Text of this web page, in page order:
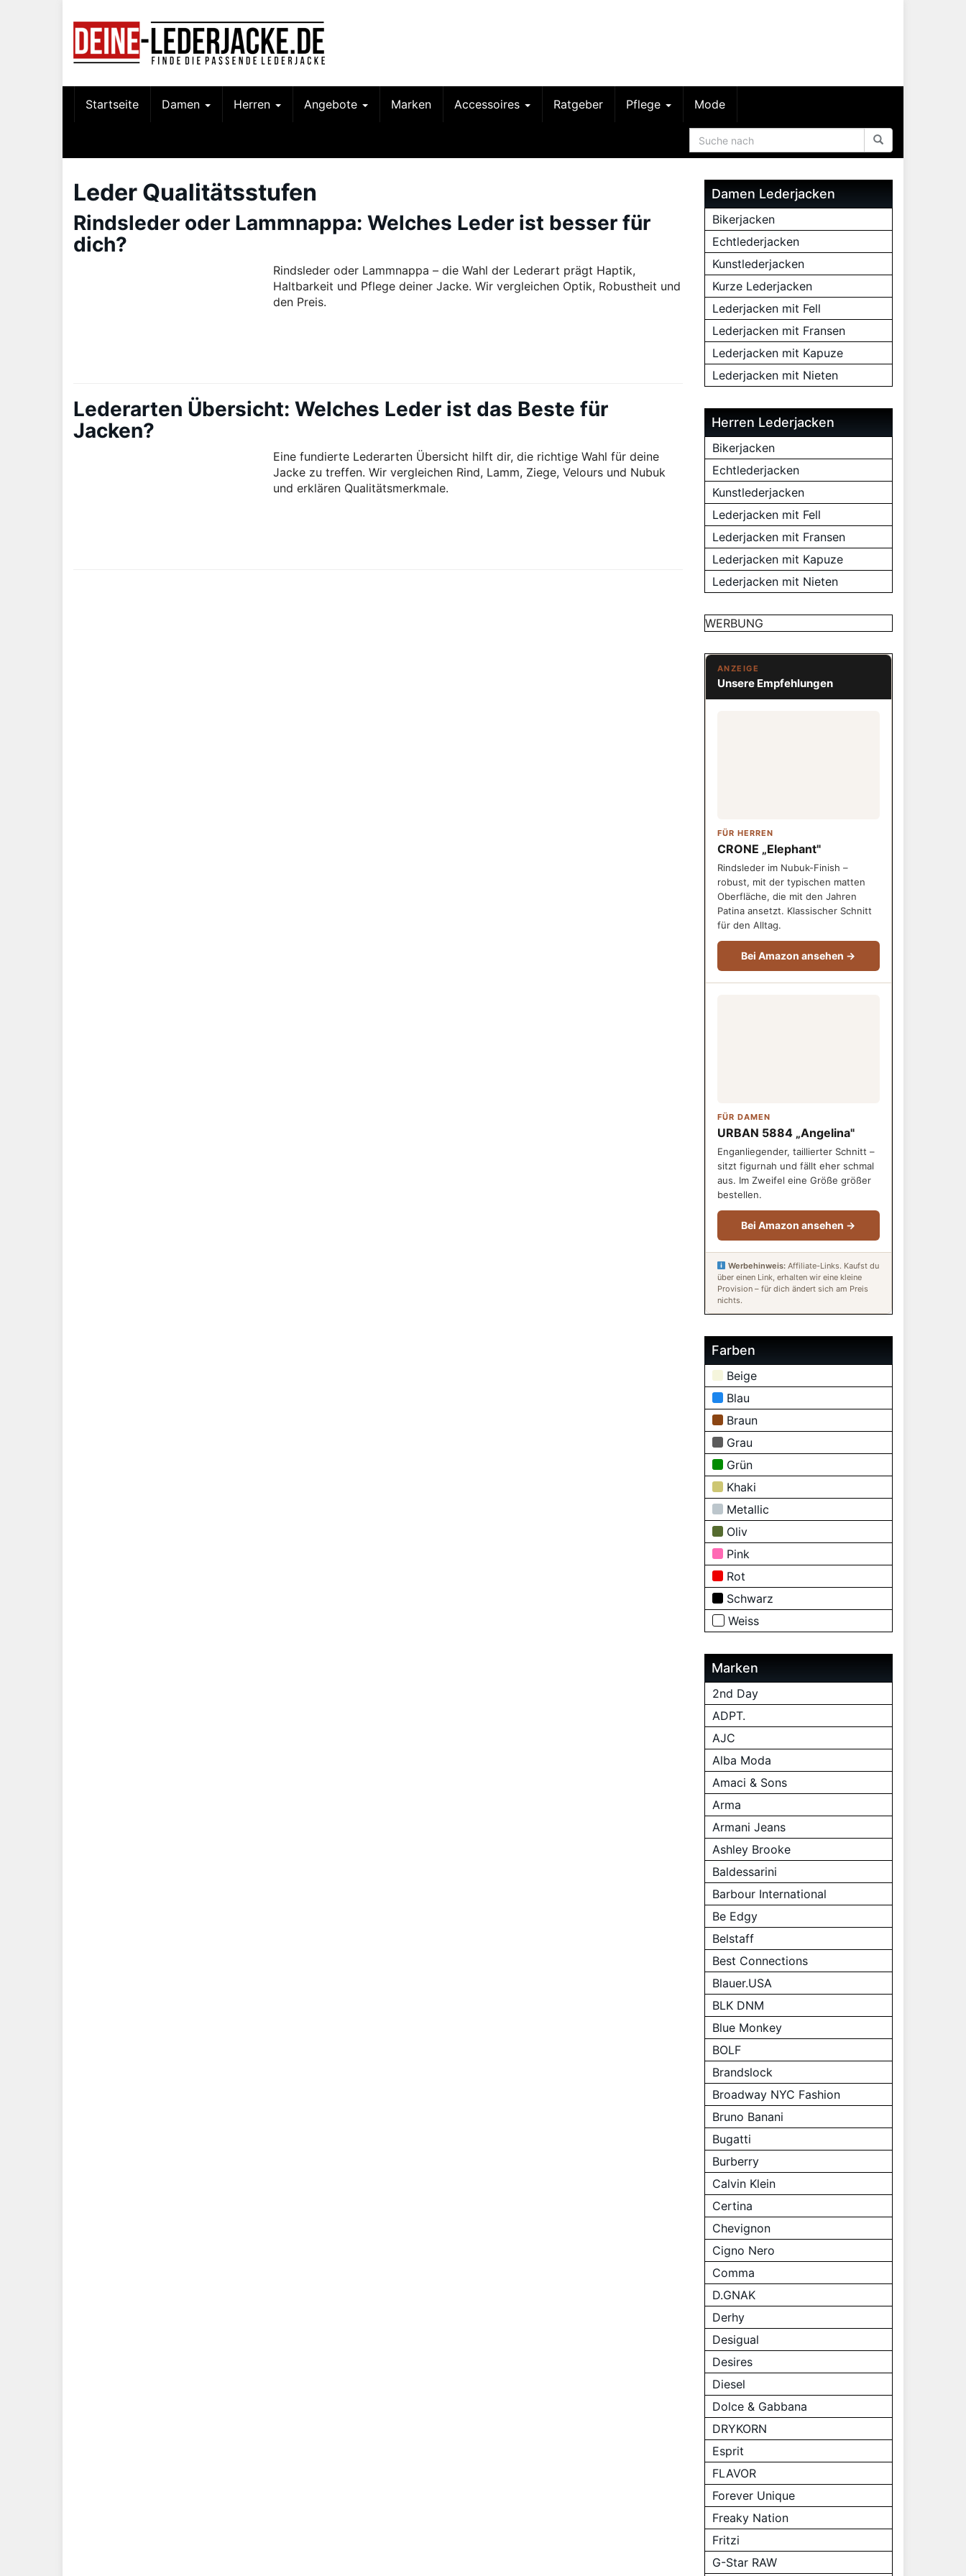
Startseite Damen Herren Angebote Marken Accessoires Ratgeber Pflege Mode
Leder Qualitätsstufen
Rindsleder oder Lammnappa: Welches Leder ist besser für
dich?
Rindsleder oder Lammnappa – die Wahl der Lederart prägt Haptik,
Haltbarkeit und Pflege deiner Jacke. Wir vergleichen Optik, Robustheit und
den Preis.
Lederarten Übersicht: Welches Leder ist das Beste für
Jacken?
Eine fundierte Lederarten Übersicht hilft dir, die richtige Wahl für deine
Jacke zu treffen. Wir vergleichen Rind, Lamm, Ziege, Velours und Nubuk
und erklären Qualitätsmerkmale.
Damen Lederjacken
Bikerjacken
Echtlederjacken
Kunstlederjacken
Kurze Lederjacken
Lederjacken mit Fell
Lederjacken mit Fransen
Lederjacken mit Kapuze
Lederjacken mit Nieten
Herren Lederjacken
Bikerjacken
Echtlederjacken
Kunstlederjacken
Lederjacken mit Fell
Lederjacken mit Fransen
Lederjacken mit Kapuze
Lederjacken mit Nieten
WERBUNG
ANZEIGE
Unsere Empfehlungen
FÜR HERREN
CRONE „Elephant"
Rindsleder im Nubuk-Finish –
robust, mit der typischen matten
Oberfläche, die mit den Jahren
Patina ansetzt. Klassischer Schnitt
für den Alltag.
Bei Amazon ansehen →
FÜR DAMEN
URBAN 5884 „Angelina"
Enganliegender, taillierter Schnitt –
sitzt figurnah und fällt eher schmal
aus. Im Zweifel eine Größe größer
bestellen.
Bei Amazon ansehen →
Werbehinweis: Affiliate-Links. Kaufst du
über einen Link, erhalten wir eine kleine
Provision – für dich ändert sich am Preis
nichts.
Farben
Beige
Blau
Braun
Grau
Grün
Khaki
Metallic
Oliv
Pink
Rot
Schwarz
Weiss
Marken
2nd Day
ADPT.
AJC
Alba Moda
Amaci & Sons
Arma
Armani Jeans
Ashley Brooke
Baldessarini
Barbour International
Be Edgy
Belstaff
Best Connections
Blauer.USA
BLK DNM
Blue Monkey
BOLF
Brandslock
Broadway NYC Fashion
Bruno Banani
Bugatti
Burberry
Calvin Klein
Certina
Chevignon
Cigno Nero
Comma
D.GNAK
Derhy
Desigual
Desires
Diesel
Dolce & Gabbana
DRYKORN
Esprit
FLAVOR
Forever Unique
Freaky Nation
Fritzi
G-Star RAW